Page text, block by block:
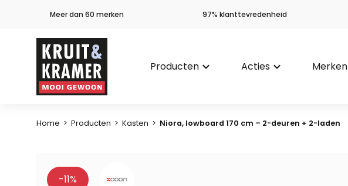
Meer dan 60 merken 97% klanttevredenheid
Producten keyboard_arrow_down Acties keyboard_arrow_down Merken
Home > Producten > Kasten > Niora, lowboard 170 cm – 2-deuren + 2-laden
-11%